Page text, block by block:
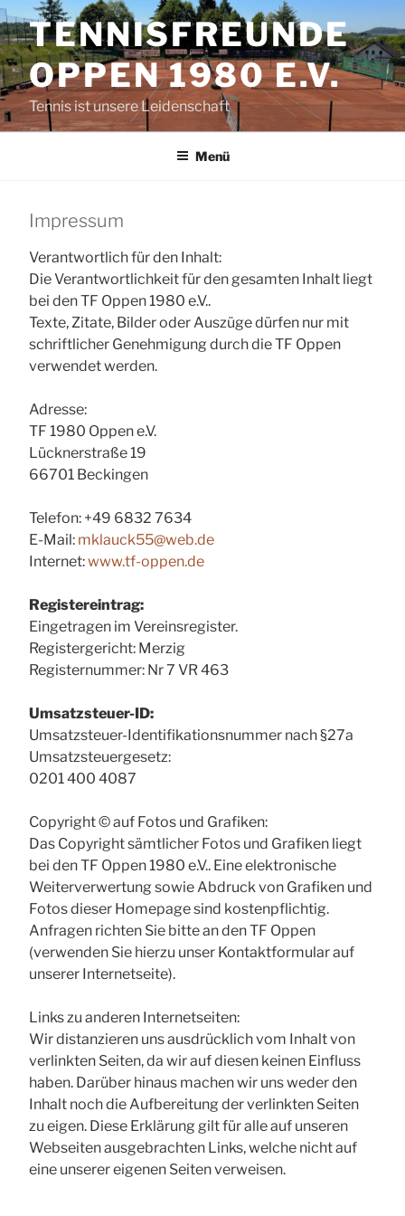
Zum
Inhalt
springenTENNISFREUNDE
OPPEN 1980 E.V.
Tennis ist unsere Leidenschaft
Menü
Impressum
Verantwortlich für den Inhalt:
Die Verantwortlichkeit für den gesamten Inhalt liegt
bei den TF Oppen 1980 e.V..
Texte, Zitate, Bilder oder Auszüge dürfen nur mit
schriftlicher Genehmigung durch die TF Oppen
verwendet werden.
Adresse:
TF 1980 Oppen e.V.
Lücknerstraße 19
66701 Beckingen
Telefon: +49 6832 7634
E-Mail: mklauck55@web.de
Internet:www.tf-oppen.de
Registereintrag:
Eingetragen im Vereinsregister.
Registergericht: Merzig
Registernummer: Nr 7 VR 463
Umsatzsteuer-ID:
Umsatzsteuer-Identifikationsnummer nach §27a
Umsatzsteuergesetz:
0201 400 4087
Copyright © auf Fotos und Grafiken:
Das Copyright sämtlicher Fotos und Grafiken liegt
bei den TF Oppen 1980 e.V.. Eine elektronische
Weiterverwertung sowie Abdruck von Grafiken und
Fotos dieser Homepage sind kostenpflichtig.
Anfragen richten Sie bitte an den TF Oppen
(verwenden Sie hierzu unser Kontaktformular auf
unserer Internetseite).
Links zu anderen Internetseiten:
Wir distanzieren uns ausdrücklich vom Inhalt von
verlinkten Seiten, da wir auf diesen keinen Einfluss
haben. Darüber hinaus machen wir uns weder den
Inhalt noch die Aufbereitung der verlinkten Seiten
zu eigen. Diese Erklärung gilt für alle auf unseren
Webseiten ausgebrachten Links, welche nicht auf
eine unserer eigenen Seiten verweisen.